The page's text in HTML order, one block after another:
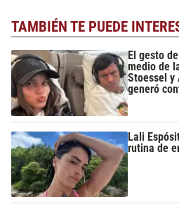
TAMBIÉN TE PUEDE
El gesto
medio de
Stoessel y
generó
Lali
rutina de